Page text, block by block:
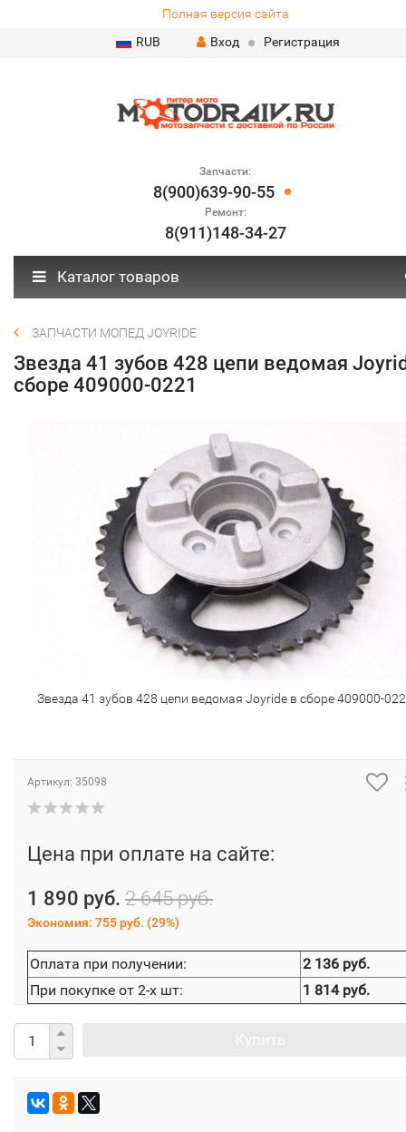
Полная версия сайта
RUB
Вход Регистрация
Запчасти:
8(900)639-90-55
Ремонт:
8(911)148-34-27
Каталог товаров
ЗАПЧАСТИ МОПЕД JOYRIDE
Звезда 41 зубов 428 цепи ведомая
сборе 409000-0221
Звезда 41 зубов 428 цепи ведомая Joyride в сборе 409000-
Артикул: 35098
Цена при оплате на сайте:
1 890 руб. 2 645 руб.
Экономия: 755 руб. (29%)
Оплата при получении:
2 136 руб.
При покупке от 2-х шт:
1 814 руб.